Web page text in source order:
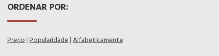
ORDENAR POR:
Preço|Popularidade|Alfabeticamente